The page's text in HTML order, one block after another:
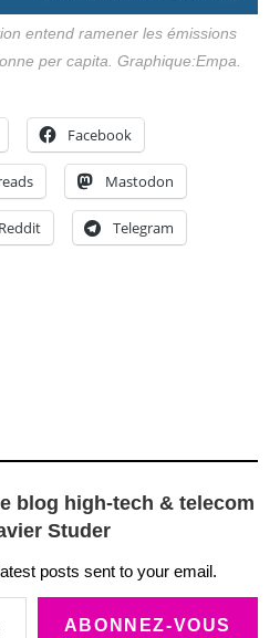
entend ramener les émissions
per capita. Graphique:Empa.
Facebook
Mastodon
Reddit Telegram
blog high-tech & telecom
Studer
posts sent to your email.
ABONNEZ-VOUS